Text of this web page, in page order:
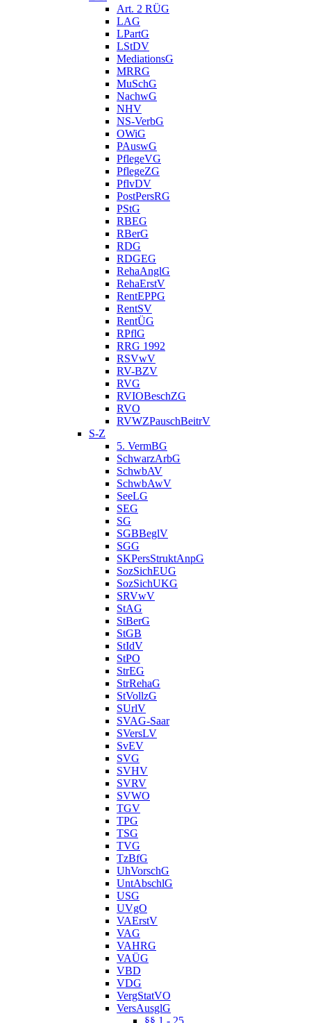
Art. 2 RÜG
LAG
LPartG
LStDV
MediationsG
MRRG
MuSchG
NachwG
NHV
NS-VerbG
OWiG
PAuswG
PflegeVG
PflegeZG
PflvDV
PostPersRG
PStG
RBEG
RBerG
RDG
RDGEG
RehaAnglG
RehaErstV
RentEPPG
RentSV
RentÜG
RPflG
RRG 1992
RSVwV
RV-BZV
RVG
RVIOBeschZG
RVO
RVWZPauschBeitrV
S-Z
5. VermBG
SchwarzArbG
SchwbAV
SchwbAwV
SeeLG
SEG
SG
SGBBeglV
SGG
SKPersStruktAnpG
SozSichEUG
SozSichUKG
SRVwV
StAG
StBerG
StGB
StIdV
StPO
StrEG
StrRehaG
StVollzG
SUrlV
SVAG-Saar
SVersLV
SvEV
SVG
SVHV
SVRV
SVWO
TGV
TPG
TSG
TVG
TzBfG
UhVorschG
UntAbschlG
USG
UVgO
VAErstV
VAG
VAHRG
VAÜG
VBD
VDG
VergStatVO
VersAusglG
§§ 1 - 25